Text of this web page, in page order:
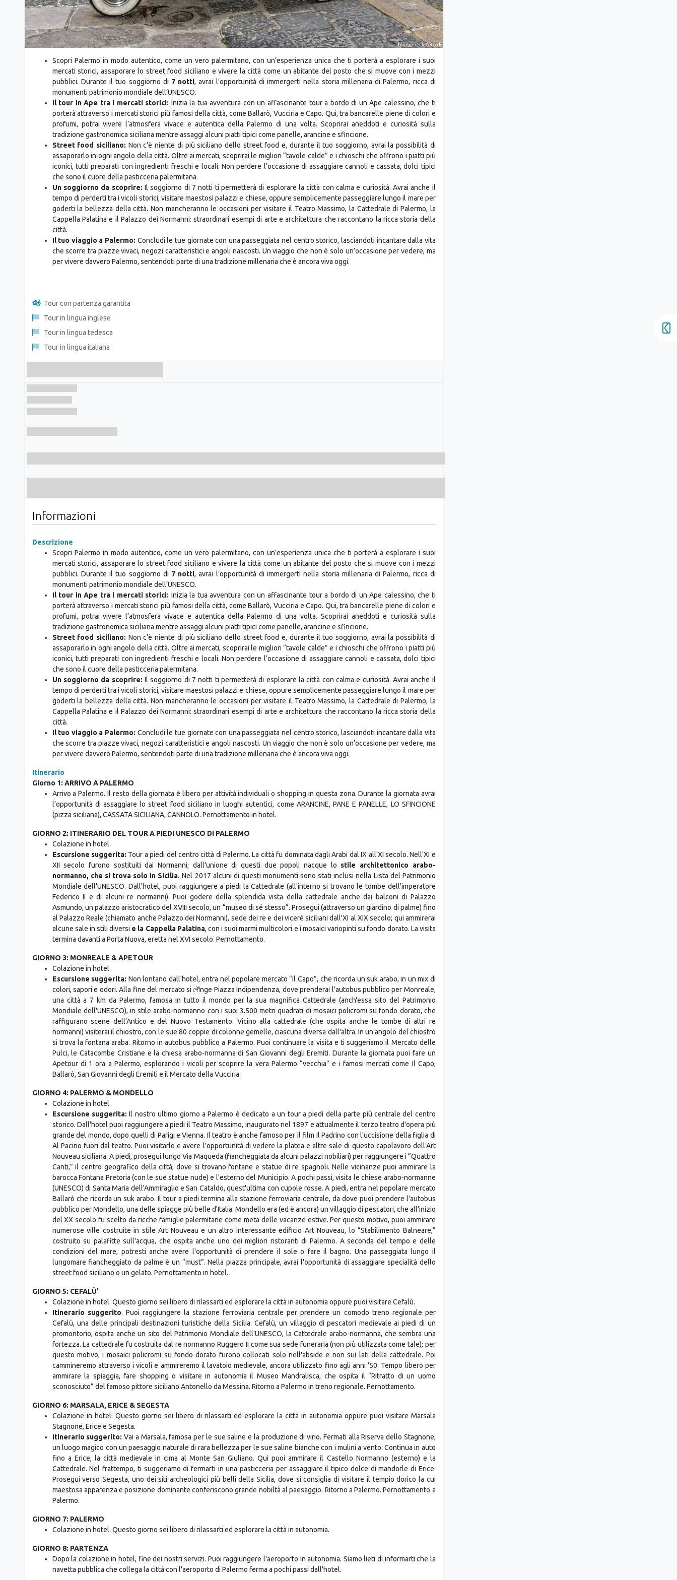
Scopri Palermo in modo autentico, come un vero palermitano, con un’esperienza unica che ti porterà a esplorare i suoi
mercati storici, assaporare lo street food siciliano e vivere la città come un abitante del posto che si muove con i mezzi
pubblici. Durante il tuo soggiorno di
7 notti, avrai l’opportunità di immergerti nella storia millenaria di Palermo, ricca di
monumenti patrimonio mondiale dell’UNESCO.
Il tour in Ape tra i mercati storici:
Inizia la tua avventura con un affascinante tour a bordo di un Ape calessino, che ti
porterà attraverso i mercati storici più famosi della città, come Ballarò, Vucciria e Capo. Qui, tra bancarelle piene di colori e
profumi, potrai vivere l’atmosfera vivace e autentica della Palermo di una volta. Scoprirai aneddoti e curiosità sulla
tradizione gastronomica siciliana mentre assaggi alcuni piatti tipici come panelle, arancine e sfincione.
Street food siciliano:
Non c’è niente di più siciliano dello street food e, durante il tuo soggiorno, avrai la possibilità di
assaporarlo in ogni angolo della città. Oltre ai mercati, scoprirai le migliori “tavole calde” e i chioschi che offrono i piatti più
iconici, tutti preparati con ingredienti freschi e locali. Non perdere l’occasione di assaggiare cannoli e cassata, dolci tipici
che sono il cuore della pasticceria palermitana.
Un soggiorno da scoprire:Il soggiorno di 7 notti ti permetterà di esplorare la città con calma e curiosità. Avrai anche il
tempo di perderti tra i vicoli storici, visitare maestosi palazzi e chiese, oppure semplicemente passeggiare lungo il mare per
goderti la bellezza della città. Non mancheranno le occasioni per visitare il Teatro Massimo, la Cattedrale di Palermo, la
Cappella Palatina e il Palazzo dei Normanni: straordinari esempi di arte e architettura che raccontano la ricca storia della
città.
Il tuo viaggio a Palermo:
Concludi le tue giornate con una passeggiata nel centro storico, lasciandoti incantare dalla vita
che scorre tra piazze vivaci, negozi caratteristici e angoli nascosti. Un viaggio che non è solo un’occasione per vedere, ma
per vivere davvero Palermo, sentendoti parte di una tradizione millenaria che è ancora viva oggi.
Tour in lingua inglese
Tour in lingua tedesca
Tour in lingua italiana
Informazioni
Descrizione
Scopri Palermo in modo autentico, come un vero palermitano, con un’esperienza unica che ti porterà a esplorare i suoi
mercati storici, assaporare lo street food siciliano e vivere la città come un abitante del posto che si muove con i mezzi
pubblici. Durante il tuo soggiorno di
7 notti, avrai l’opportunità di immergerti nella storia millenaria di Palermo, ricca di
monumenti patrimonio mondiale dell’UNESCO.
Il tour in Ape tra i mercati storici:
Inizia la tua avventura con un affascinante tour a bordo di un Ape calessino, che ti
porterà attraverso i mercati storici più famosi della città, come Ballarò, Vucciria e Capo. Qui, tra bancarelle piene di colori e
profumi, potrai vivere l’atmosfera vivace e autentica della Palermo di una volta. Scoprirai aneddoti e curiosità sulla
tradizione gastronomica siciliana mentre assaggi alcuni piatti tipici come panelle, arancine e sfincione.
Street food siciliano:
Non c’è niente di più siciliano dello street food e, durante il tuo soggiorno, avrai la possibilità di
assaporarlo in ogni angolo della città. Oltre ai mercati, scoprirai le migliori “tavole calde” e i chioschi che offrono i piatti più
iconici, tutti preparati con ingredienti freschi e locali. Non perdere l’occasione di assaggiare cannoli e cassata, dolci tipici
che sono il cuore della pasticceria palermitana.
Un soggiorno da scoprire:Il soggiorno di 7 notti ti permetterà di esplorare la città con calma e curiosità. Avrai anche il
tempo di perderti tra i vicoli storici, visitare maestosi palazzi e chiese, oppure semplicemente passeggiare lungo il mare per
goderti la bellezza della città. Non mancheranno le occasioni per visitare il Teatro Massimo, la Cattedrale di Palermo, la
Cappella Palatina e il Palazzo dei Normanni: straordinari esempi di arte e architettura che raccontano la ricca storia della
città.
Il tuo viaggio a Palermo:
Concludi le tue giornate con una passeggiata nel centro storico, lasciandoti incantare dalla vita
che scorre tra piazze vivaci, negozi caratteristici e angoli nascosti. Un viaggio che non è solo un’occasione per vedere, ma
per vivere davvero Palermo, sentendoti parte di una tradizione millenaria che è ancora viva oggi.
Itinerario
Giorno 1: ARRIVO A PALERMO
l'opportunità di assaggiare lo street food siciliano in luoghi autentici, come ARANCINE, PANE E PANELLE, LO SFINCIONE
(pizza siciliana), CASSATA SICILIANA, CANNOLO. Pernottamento in hotel.
GIORNO 2: ITINERARIO DEL TOUR A PIEDI UNESCO DI PALERMO
Escursione suggerita:
XII secolo furono sostituiti dai Normanni; dall'unione di questi due popoli nacque lo
stile architettonico arabo-
normanno,
che si trova solo in Sicilia.
Nel 2017 alcuni di questi monumenti sono stati inclusi nella Lista del Patrimonio
Mondiale dell'UNESCO. Dall'hotel, puoi raggiungere a piedi la Cattedrale (all'interno si trovano le tombe dell'imperatore
Federico II e di alcuni re normanni). Puoi godere della splendida vista della cattedrale anche dai balconi di Palazzo
Asmundo, un palazzo aristocratico del XVIII secolo, un “museo di sé stesso”. Prosegui (attraverso un giardino di palme) fino
al Palazzo Reale (chiamato anche Palazzo dei Normanni), sede dei re e dei viceré siciliani dall'XI al XIX secolo; qui ammirerai
alcune sale in stili diversi
e la Cappella Palatina
, con i suoi marmi multicolori e i mosaici variopinti su fondo dorato. La visita
termina davanti a Porta Nuova, eretta nel XVI secolo. Pernottamento.
GIORNO 3: MONREALE & APETOUR
Escursione suggerita:
colori, sapori e odori. Alla fine del mercato si পৌঁnge Piazza Indipendenza, dove prenderai l'autobus pubblico per Monreale,
una città a 7 km da Palermo, famosa in tutto il mondo per la sua magnifica Cattedrale (anch'essa sito del Patrimonio
Mondiale dell'UNESCO), in stile arabo-normanno con i suoi 3.500 metri quadrati di mosaici policromi su fondo dorato, che
raffigurano scene dell'Antico e del Nuovo Testamento. Vicino alla cattedrale (che ospita anche le tombe di altri re
normanni) visiterai il chiostro, con le sue 80 coppie di colonne gemelle, ciascuna diversa dall'altra. In un angolo del chiostro
si trova la fontana araba. Ritorno in autobus pubblico a Palermo. Puoi continuare la visita e ti suggeriamo il Mercato delle
Pulci, le Catacombe Cristiane e la chiesa arabo-normanna di San Giovanni degli Eremiti. Durante la giornata puoi fare un
Apetour di 1 ora a Palermo, esplorando i vicoli per scoprire la vera Palermo “vecchia” e i famosi mercati come Il Capo,
Ballarò, San Giovanni degli Eremiti e il Mercato della Vucciria.
GIORNO 4: PALERMO & MONDELLO
Escursione suggerita:
storico. Dall'hotel puoi raggiungere a piedi il Teatro Massimo, inaugurato nel 1897 e attualmente il terzo teatro d'opera più
grande del mondo, dopo quelli di Parigi e Vienna. Il teatro è anche famoso per il film Il Padrino con l'uccisione della figlia di
Al Pacino fuori dal teatro. Puoi visitarlo e avere l'opportunità di vedere la platea e altre sale di questo capolavoro dell'Art
Nouveau siciliana. A piedi, prosegui lungo Via Maqueda (fiancheggiata da alcuni palazzi nobiliari) per raggiungere i “Quattro
Canti,” il centro geografico della città, dove si trovano fontane e statue di re spagnoli. Nelle vicinanze puoi ammirare la
barocca Fontana Pretoria (con le sue statue nude) e l'esterno del Municipio. A pochi passi, visita le chiese arabo-normanne
(UNESCO) di Santa Maria dell'Ammiraglio e San Cataldo, quest'ultima con cupole rosse. A piedi, entra nel popolare mercato
Ballarò che ricorda un suk arabo. Il tour a piedi termina alla stazione ferroviaria centrale, da dove puoi prendere l'autobus
pubblico per Mondello, una delle spiagge più belle d'Italia. Mondello era (ed è ancora) un villaggio di pescatori, che all'inizio
del XX secolo fu scelto da ricche famiglie palermitane come meta delle vacanze estive. Per questo motivo, puoi ammirare
numerose ville costruite in stile Art Nouveau e un altro interessante edificio Art Nouveau, lo “Stabilimento Balneare,”
costruito su palafitte sull'acqua, che ospita anche uno dei migliori ristoranti di Palermo. A seconda del tempo e delle
condizioni del mare, potresti anche avere l'opportunità di prendere il sole o fare il bagno. Una passeggiata lungo il
lungomare fiancheggiato da palme è un “must”. Nella piazza principale, avrai l'opportunità di assaggiare specialità dello
street food siciliano o un gelato. Pernottamento in hotel.
GIORNO 5: CEFALÙ'
Colazione in hotel. Questo giorno sei libero di rilassarti ed esplorare la città in autonomia oppure puoi visitare Cefalù.
Itinerario suggerito
. Puoi raggiungere la stazione ferroviaria centrale per prendere un comodo treno regionale per
Cefalù, una delle principali destinazioni turistiche della Sicilia. Cefalù, un villaggio di pescatori medievale ai piedi di un
promontorio, ospita anche un sito del Patrimonio Mondiale dell'UNESCO, la Cattedrale arabo-normanna, che sembra una
fortezza. La cattedrale fu costruita dal re normanno Ruggero II come sua sede funeraria (non più utilizzata come tale); per
questo motivo, i mosaici policromi su fondo dorato furono collocati solo nell'abside e non sui lati della cattedrale. Poi
cammineremo attraverso i vicoli e ammireremo il lavatoio medievale, ancora utilizzato fino agli anni '50. Tempo libero per
ammirare la spiaggia, fare shopping o visitare in autonomia il Museo Mandralisca, che ospita il “Ritratto di un uomo
sconosciuto” del famoso pittore siciliano Antonello da Messina. Ritorno a Palermo in treno regionale. Pernottamento.
GIORNO 6: MARSALA, ERICE & SEGESTA
Stagnone, Erice e Segesta.
Itinerario suggerito:
Vai a Marsala, famosa per le sue saline e la produzione di vino. Fermati alla Riserva dello Stagnone,
un luogo magico con un paesaggio naturale di rara bellezza per le sue saline bianche con i mulini a vento. Continua in auto
fino a Erice, la città medievale in cima al Monte San Giuliano. Qui puoi ammirare il Castello Normanno (esterno) e la
Cattedrale. Nel frattempo, ti suggeriamo di fermarti in una pasticceria per assaggiare il tipico dolce di mandorle di Erice.
Prosegui verso Segesta, uno dei siti archeologici più belli della Sicilia, dove si consiglia di visitare il tempio dorico la cui
maestosa apparenza e posizione dominante conferiscono grande nobiltà al paesaggio. Ritorno a Palermo. Pernottamento a
Palermo.
GIORNO 7: PALERMO
GIORNO 8: PARTENZA
navetta pubblica che collega la città con l'aeroporto di Palermo ferma a pochi passi dall'hotel.
Servizi inclusi